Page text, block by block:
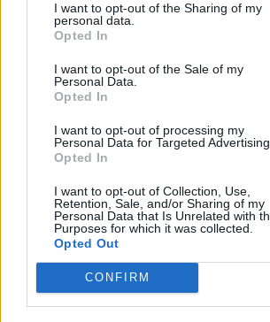
I want to opt-out of the Sharing of my
personal data.
Opted In
I want to opt-out of the Sale of my
Personal Data.
Opted In
I want to opt-out of processing my
Personal Data for Targeted Advertising.
Opted In
I want to opt-out of Collection, Use,
Retention, Sale, and/or Sharing of my
Personal Data that Is Unrelated with
Purposes for which it was collected.
Opted Out
CONFIRM
Stříbrný
Prázdná
55x
Diamantový
Prázdná
bedna
charlie.b46,Greg27141,Mřenkaa2 další(ch)